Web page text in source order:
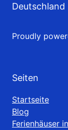
Deutschland
Proudly
Seiten
Startseite
Blog
Ferienhäuser